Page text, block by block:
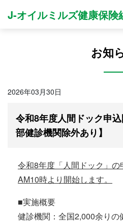
J-オイルミルズ健康保険
お知
2026年03月30日
令和8年度人間ドック申
部健診機関除外あり】
令和8年度「人間ドック」
AM10時より開始します。
■実施概要
健診機関：全国2,000余りの